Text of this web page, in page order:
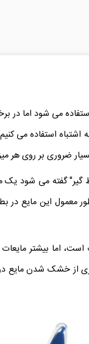
می شود اما در
اشتباه استفاده می
ضروری بر روی هر
گیر" گفته می
معمول این
است، اما بیشتر
از خشک شدن مایع